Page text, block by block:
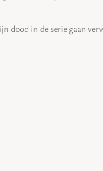
dood in de serie gaan